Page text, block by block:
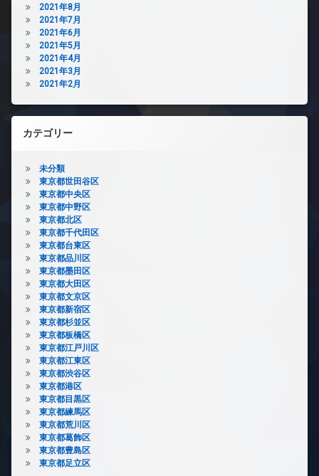
2021年8月
2021年7月
2021年6月
2021年5月
2021年4月
2021年3月
2021年2月
カテゴリー
未分類
東京都世田谷区
東京都中央区
東京都中野区
東京都北区
東京都千代田区
東京都台東区
東京都品川区
東京都墨田区
東京都大田区
東京都文京区
東京都新宿区
東京都杉並区
東京都板橋区
東京都江戸川区
東京都江東区
東京都渋谷区
東京都港区
東京都目黒区
東京都練馬区
東京都荒川区
東京都葛飾区
東京都豊島区
東京都足立区